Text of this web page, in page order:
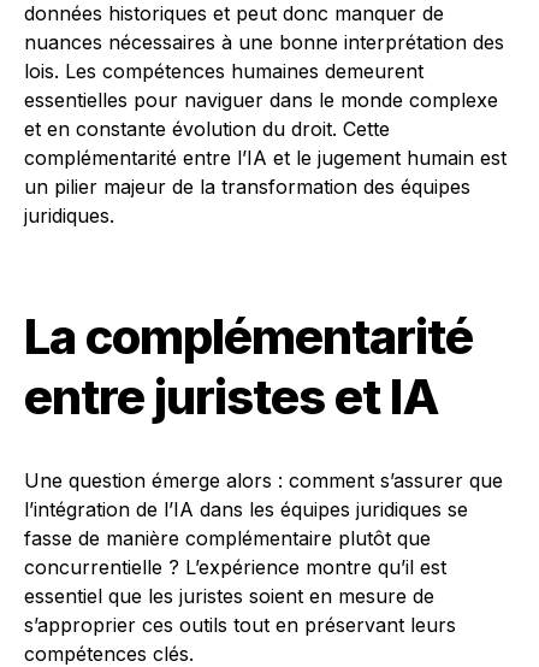
données historiques et peut donc manquer de
nuances nécessaires à une bonne interprétation des
lois. Les compétences humaines demeurent
essentielles pour naviguer dans le monde complexe
et en constante évolution du droit. Cette
complémentarité entre l’IA et le jugement humain est
un pilier majeur de la transformation des équipes
juridiques.
La complémentarité
entre juristes et IA
Une question émerge alors : comment s’assurer que
l’intégration de l’IA dans les équipes juridiques se
fasse de manière complémentaire plutôt que
concurrentielle ? L’expérience montre qu’il est
essentiel que les juristes soient en mesure de
s’approprier ces outils tout en préservant leurs
compétences clés.